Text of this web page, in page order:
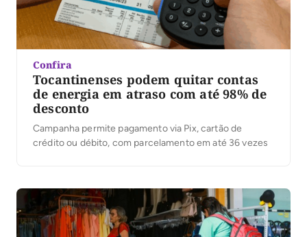
Confira
Tocantinenses podem quitar contas
de energia em atraso com até 98% de
desconto
Campanha permite pagamento via Pix, cartão de
crédito ou débito, com parcelamento em até 36 vezes